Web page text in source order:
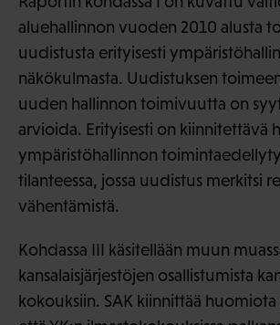
aluehallinnon vuoden 2010 alusta
uudistusta erityisesti
näkökulmasta. Uudistuksen
uuden hallinnon toimivuutta on
arvioida. Erityisesti on kiinnitettävä
ympäristöhallinnon
tilanteessa, jossa uudistus merkitsi
vähentämistä.
Kohdassa III käsitellään muun
kansalaisjärjestöjen osallistumista
kokouksiin. SAK kiinnittää huomiota